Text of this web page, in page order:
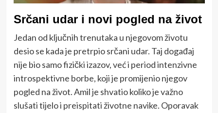
Srčani udar i novi pogled na život
Jedan od ključnih trenutaka u njegovom životu
desio se kada je pretrpio srčani udar. Taj događaj
nije bio samo fizički izazov, već i period intenzivne
introspektivne borbe, koji je promijenio njegov
pogled na život. Amil je shvatio koliko je važno
slušati tijelo i preispitati životne navike. Oporavak